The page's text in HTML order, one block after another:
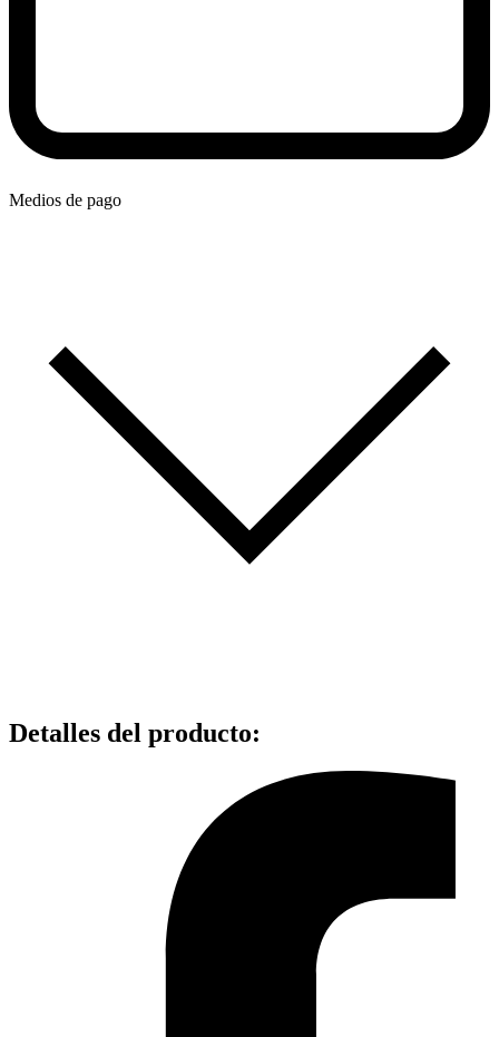
Medios de pago
Detalles del producto: